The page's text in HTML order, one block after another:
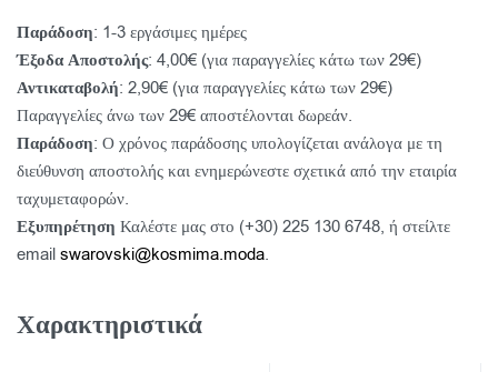
Παράδοση: 1-3 εργάσιμες ημέρες
Έξοδα Αποστολής: 4,00€ (για παραγγελίες κάτω των 29€)
Αντικαταβολή: 2,90€ (για παραγγελίες κάτω των 29€)
Παραγγελίες άνω των 29€ αποστέλονται δωρεάν.
Παράδοση: Ο χρόνος παράδοσης υπολογίζεται ανάλογα με τη
διεύθυνση αποστολής και ενημερώνεστε σχετικά από την εταιρία
ταχυμεταφορών.
Εξυπηρέτηση Καλέστε μας στο (+30) 225 130 6748, ή στείλτε
email swarovski@kosmima.moda.
Χαρακτηριστικά